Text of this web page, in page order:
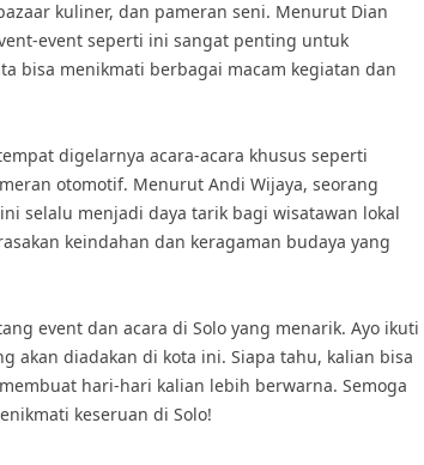
kuliner, dan pameran seni. Menurut Dian
event seperti ini sangat penting untuk
bisa menikmati berbagai macam kegiatan dan
digelarnya acara-acara khusus seperti
otomotif. Menurut Andi Wijaya, seorang
selalu menjadi daya tarik bagi wisatawan lokal
keindahan dan keragaman budaya yang
event dan acara di Solo yang menarik. Ayo ikuti
akan diadakan di kota ini. Siapa tahu, kalian bisa
hari-hari kalian lebih berwarna. Semoga
keseruan di Solo!